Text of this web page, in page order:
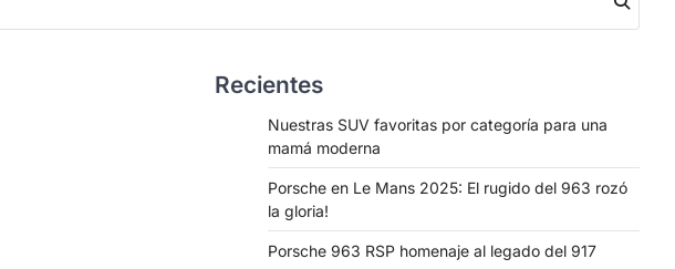
Recientes
Nuestras SUV favoritas por categoría para una
mamá moderna
Porsche en Le Mans 2025: El rugido del 963 rozó
la gloria!
Porsche 963 RSP homenaje al legado del 917